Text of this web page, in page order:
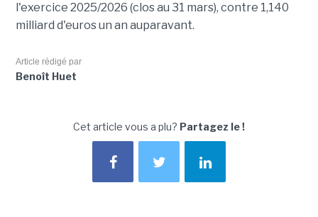
l'exercice 2025/2026 (clos au 31 mars), contre 1,140
milliard d'euros un an auparavant.
Article rédigé par
Benoît Huet
Cet article vous a plu? Partagez le !